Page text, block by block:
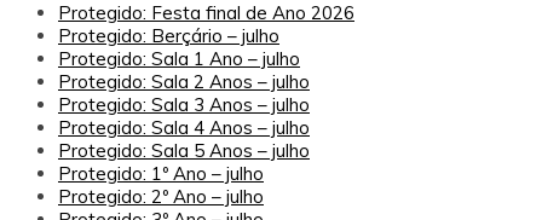
Protegido: Festa final de Ano 2026
Protegido: Berçário – julho
Protegido: Sala 1 Ano – julho
Protegido: Sala 2 Anos – julho
Protegido: Sala 3 Anos – julho
Protegido: Sala 4 Anos – julho
Protegido: Sala 5 Anos – julho
Protegido: 1º Ano – julho
Protegido: 2º Ano – julho